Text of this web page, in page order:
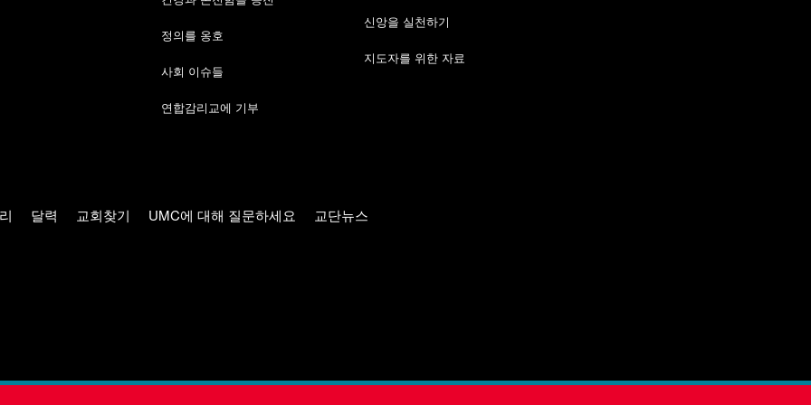
정의를 옹호
사회 이슈들
연합감리교에 기부
신앙을 실천하기
지도자를 위한 자료
달력 교회찾기 UMC에 대해 질문하세요 교단뉴스